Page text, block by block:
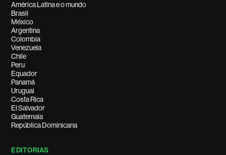
América Latina e o mundo
Brasil
México
Argentina
Colombia
Venezuela
Chile
Peru
Equador
Panamá
Uruguai
Costa Rica
El Salvador
Guatemala
República Dominicana
EDITORIAS